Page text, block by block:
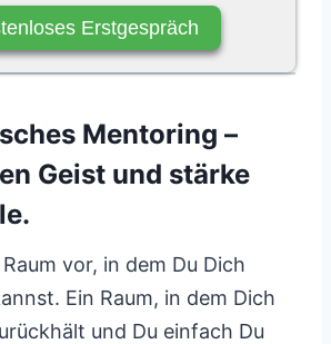
Erstgespräch
Mentoring –
Geist und stärke
vor, in dem Du Dich
Ein Raum, in dem Dich
und Du einfach Du